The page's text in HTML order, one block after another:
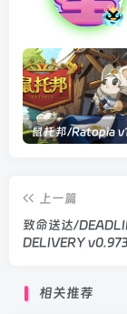
上一篇
致命送达/
DELIVERY
相关推荐